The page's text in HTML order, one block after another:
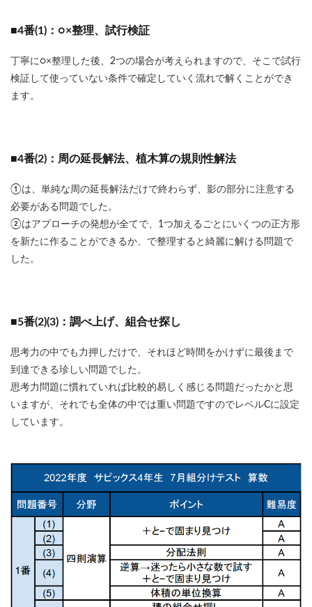
■4番(1)：○×整理、試行検証
丁寧に○×整理した後、2つの場合が考えられますので、そこで試行
検証して使っていない条件で確定していく流れで解くことができ
ます。
■4番(2)：周の延長解法、植木算の規則性解法
①は、単純な周の延長解法だけで終わらず、影の部分に注意する
必要がある問題でした。
②はアプローチの発想が全てで、1つ加えるごとにいくつの正方形
を新たに作ることができるか、で整理すると綺麗に解ける問題で
した。
■5番(2)(3)：調べ上げ、組合せ探し
思考力の中でも力押しだけで、それほど時間をかけずに最後まで
到達できる珍しい問題でした。
思考力問題に慣れていれば比較的易しく感じる問題だったかと思
いますが、それでも全体の中では重い問題ですのでレベルCに設定
しています。